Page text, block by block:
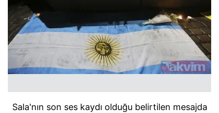
Sala'nın son ses kaydı olduğu belirtilen mesajda